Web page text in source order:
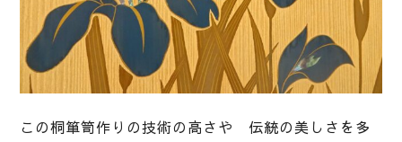
この桐箪笥作りの技術の高さや 伝統の美しさを多